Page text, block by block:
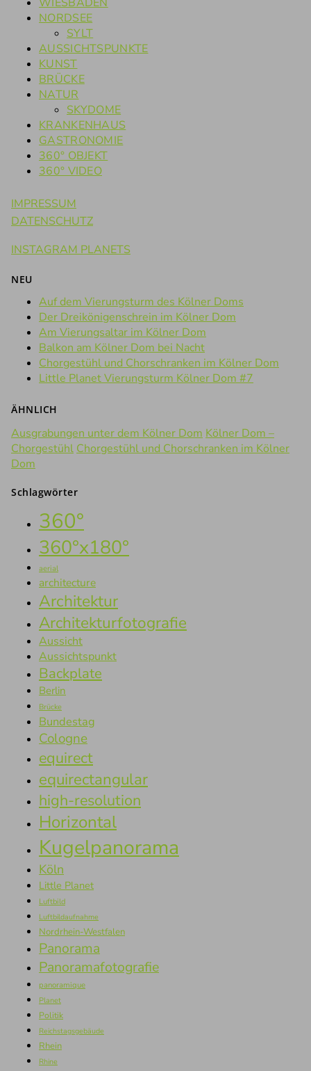
WIESBADEN
NORDSEE
SYLT
AUSSICHTSPUNKTE
KUNST
BRÜCKE
NATUR
SKYDOME
KRANKENHAUS
GASTRONOMIE
360° OBJEKT
360° VIDEO
IMPRESSUM
DATENSCHUTZ
INSTAGRAM PLANETS
NEU
Auf dem Vierungsturm des Kölner Doms
Der Dreikönigenschrein im Kölner Dom
Am Vierungsaltar im Kölner Dom
Balkon am Kölner Dom bei Nacht
Chorgestühl und Chorschranken im Kölner Dom
Little Planet Vierungsturm Kölner Dom #7
ÄHNLICH
Ausgrabungen unter dem Kölner Dom Kölner Dom –
Chorgestühl Chorgestühl und Chorschranken im Kölner
Dom
Schlagwörter
360°
360°x180°
aerial
architecture
Architektur
Architekturfotografie
Aussicht
Aussichtspunkt
Backplate
Berlin
Brücke
Bundestag
Cologne
equirect
equirectangular
high-resolution
Horizontal
Kugelpanorama
Köln
Little Planet
Luftbild
Luftbildaufnahme
Nordrhein-Westfalen
Panorama
Panoramafotografie
panoramique
Planet
Politik
Reichstagsgebäude
Rhein
Rhine